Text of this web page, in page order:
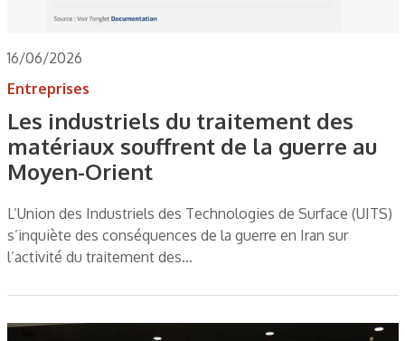
16/06/2026
Entreprises
Les industriels du traitement des
matériaux souffrent de la guerre au
Moyen-Orient
L’Union des Industriels des Technologies de Surface (UITS)
s’inquiète des conséquences de la guerre en Iran sur
l’activité du traitement des…